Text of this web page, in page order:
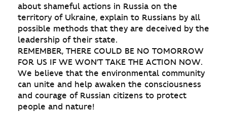
about shameful actions in Russia on the
territory of Ukraine, explain to Russians by all
possible methods that they are deceived by the
leadership of their state.
REMEMBER, THERE COULD BE NO TOMORROW
FOR US IF WE WON’T TAKE THE ACTION NOW.
We believe that the environmental community
can unite and help awaken the consciousness
and courage of Russian citizens to protect
people and nature!